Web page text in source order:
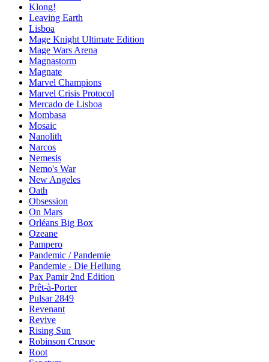
Klong!
Leaving Earth
Lisboa
Mage Knight Ultimate Edition
Mage Wars Arena
Magnastorm
Magnate
Marvel Champions
Marvel Crisis Protocol
Mercado de Lisboa
Mombasa
Mosaic
Nanolith
Narcos
Nemesis
Nemo's War
New Angeles
Oath
Obsession
On Mars
Orléans Big Box
Ozeane
Pampero
Pandemic / Pandemie
Pandemie - Die Heilung
Pax Pamir 2nd Edition
Prêt-à-Porter
Pulsar 2849
Revenant
Revive
Rising Sun
Robinson Crusoe
Root